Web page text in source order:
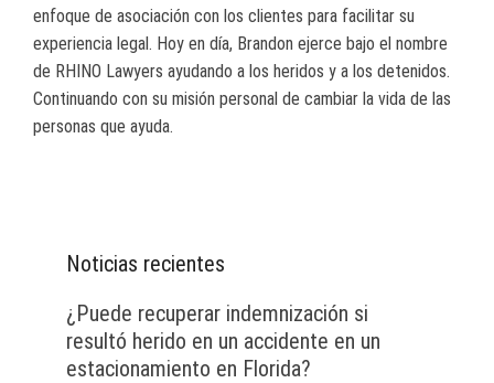
enfoque de asociación con los clientes para facilitar su
experiencia legal. Hoy en día, Brandon ejerce bajo el nombre
de RHINO Lawyers ayudando a los heridos y a los detenidos.
Continuando con su misión personal de cambiar la vida de las
personas que ayuda.
Noticias recientes
¿Puede recuperar indemnización si
resultó herido en un accidente en un
estacionamiento en Florida?